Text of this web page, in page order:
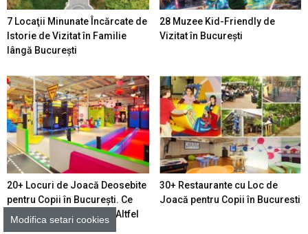
7 Locaţii Minunate Încărcate de
Istorie de Vizitat în Familie
lângă București
28 Muzee Kid-Friendly de
Vizitat în București
20+ Locuri de Joacă Deosebite
pentru Copii în Bucureşti. Ce
Oferă Spaţiile de Joacă Altfel
30+ Restaurante cu Loc de
Joacă pentru Copii în Bucuresti
Modifica setari cookies